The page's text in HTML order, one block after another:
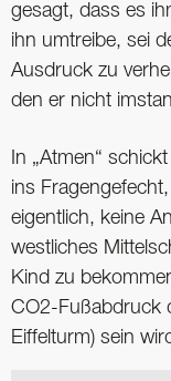
gesagt, dass es
ihn umtreibe, sei
Ausdruck zu
den er nicht
In „Atmen“
ins
eigentlich, keine
westliches
Kind zu
CO2-Fußabdruck
Eiffelturm) sein